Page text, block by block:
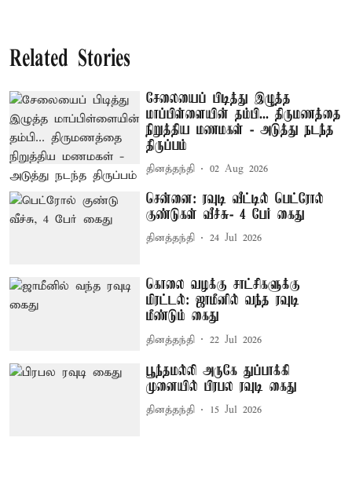
Related Stories
சேலையைப் பிடித்து இழுத்த
மாப்பிள்ளையின் தம்பி... திருமணத்தை
நிறுத்திய மணமகள் - அடுத்து நடந்த
திருப்பம்
தினத்தந்தி 02 Aug 2026
சென்னை: ரவுடி வீட்டில் பெட்ரோல்
குண்டுகள் வீச்சு- 4 பேர் கைது
தினத்தந்தி 24 Jul 2026
கொலை வழக்கு சாட்சிகளுக்கு
மிரட்டல்: ஜாமீனில் வந்த ரவுடி
மீண்டும் கைது
தினத்தந்தி 22 Jul 2026
பூந்தமல்லி அருகே துப்பாக்கி
முனையில் பிரபல ரவுடி கைது
தினத்தந்தி 15 Jul 2026